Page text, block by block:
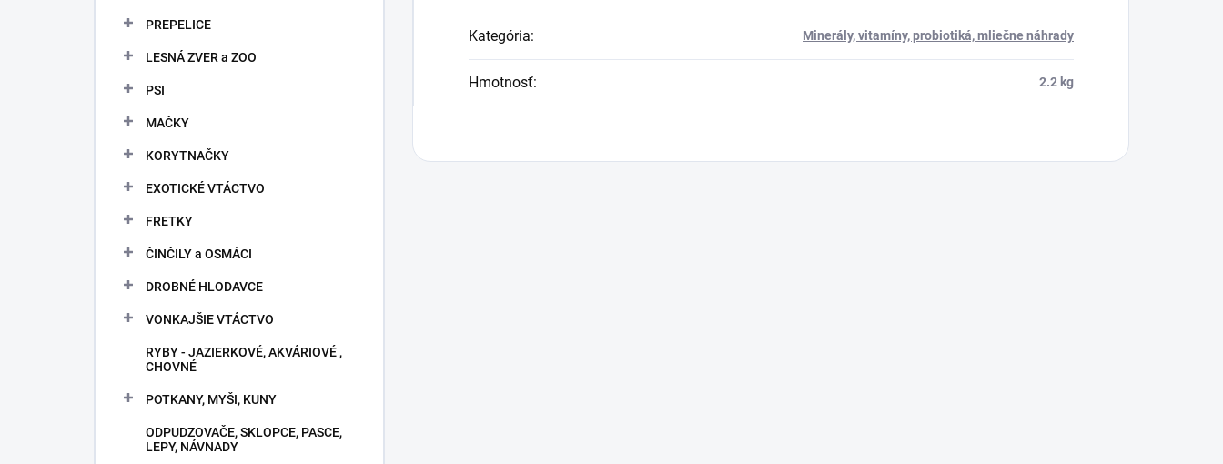
PREPELICE
LESNÁ ZVER a ZOO
PSI
MAČKY
KORYTNAČKY
EXOTICKÉ VTÁCTVO
FRETKY
ČINČILY a OSMÁCI
DROBNÉ HLODAVCE
VONKAJŠIE VTÁCTVO
RYBY - JAZIERKOVÉ, AKVÁRIOVÉ ,
CHOVNÉ
POTKANY, MYŠI, KUNY
ODPUDZOVAČE, SKLOPCE, PASCE,
LEPY, NÁVNADY
Kategória: Minerály, vitamíny, probiotiká, mliečne náhrady
Hmotnosť: 2.2 kg